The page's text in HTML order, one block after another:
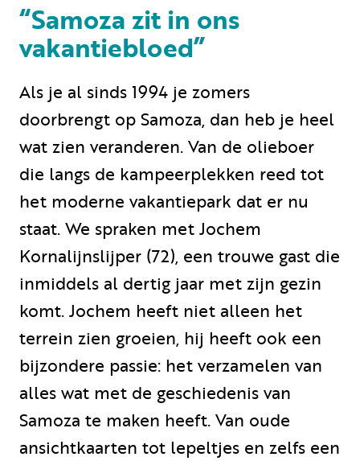
Vermietung
Privat vermietung
+31 (0) 577 411 283
Informationen für Gäste
Contact
Werken bij
Mein Samoza
“Samoza zit in ons
vakantiebloed”
Als je al sinds 1994 je zomers
doorbrengt op Samoza, dan heb je heel
wat zien veranderen. Van de olieboer
die langs de kampeerplekken reed tot
het moderne vakantiepark dat er nu
staat. We spraken met Jochem
Kornalijnslijper (72), een trouwe gast die
inmiddels al dertig jaar met zijn gezin
komt. Jochem heeft niet alleen het
terrein zien groeien, hij heeft ook een
bijzondere passie: het verzamelen van
alles wat met de geschiedenis van
Samoza te maken heeft. Van oude
ansichtkaarten tot lepeltjes en zelfs een